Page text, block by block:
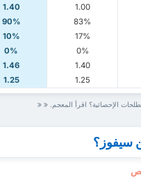
1.40 1.00
90% 83%
10% 17%
0% 0%
1.46 1.40
1.25 1.25
الإحصائية؟ اقرأ المعجم.
سيفوز؟